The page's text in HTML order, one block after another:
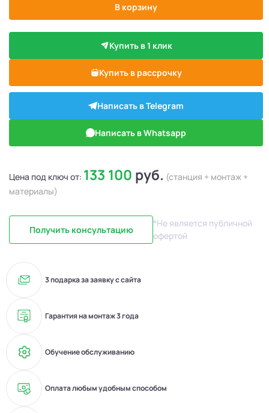
В корзину
Купить в 1 клик
Купить в рассрочку
Написать в Telegram
Написать в Whatsapp
Цена под ключ от: 133 100 руб. (станция + монтаж +
материалы)
Получить консультацию
*Не является публичной
офертой
3 подарка за заявку с сайта
Гарантия на монтаж 3 года
Обучение обслуживанию
Оплата любым удобным способом